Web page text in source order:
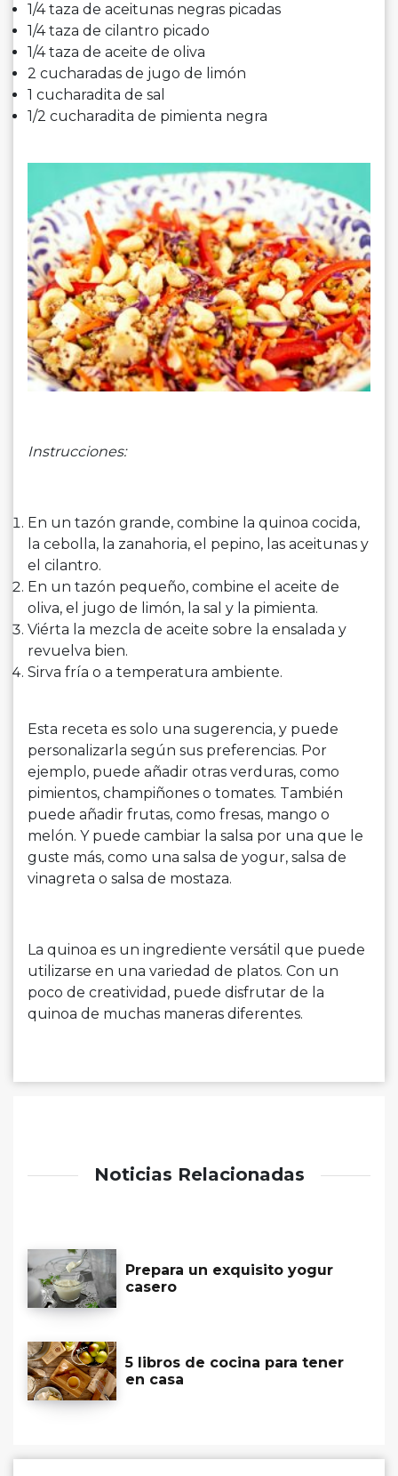
1/4 taza de aceitunas negras picadas
1/4 taza de cilantro picado
1/4 taza de aceite de oliva
2 cucharadas de jugo de limón
1 cucharadita de sal
1/2 cucharadita de pimienta negra
Instrucciones:
En un tazón grande, combine la quinoa cocida,
la cebolla, la zanahoria, el pepino, las aceitunas y
el cilantro.
En un tazón pequeño, combine el aceite de
oliva, el jugo de limón, la sal y la pimienta.
Viérta la mezcla de aceite sobre la ensalada y
revuelva bien.
Sirva fría o a temperatura ambiente.
Esta receta es solo una sugerencia, y puede
personalizarla según sus preferencias. Por
ejemplo, puede añadir otras verduras, como
pimientos, champiñones o tomates. También
puede añadir frutas, como fresas, mango o
melón. Y puede cambiar la salsa por una que le
guste más, como una salsa de yogur, salsa de
vinagreta o salsa de mostaza.
La quinoa es un ingrediente versátil que puede
utilizarse en una variedad de platos. Con un
poco de creatividad, puede disfrutar de la
quinoa de muchas maneras diferentes.
Noticias Relacionadas
Prepara un exquisito yogur
casero
5 libros de cocina para tener
en casa